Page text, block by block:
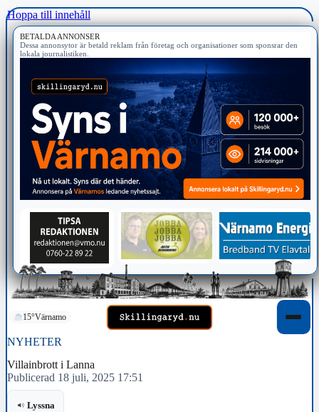
Hoppa till innehåll
BETALDA ANNONSER
Dessa annonsytor är betald reklam från företag och organisationer som sponsrar den
lokala journalistiken.
15°Värnamo
NYHETER
Villainbrott i Lanna
Publicerad 18 juli, 2025 17:51
Lyssna